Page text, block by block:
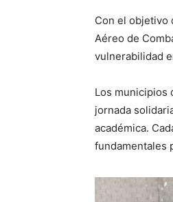
Con el objetivo
Aéreo de
vulnerabilidad
Los municipios
jornada
académica.
fundamentales